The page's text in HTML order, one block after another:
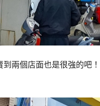
兩個店面也是很強的吧